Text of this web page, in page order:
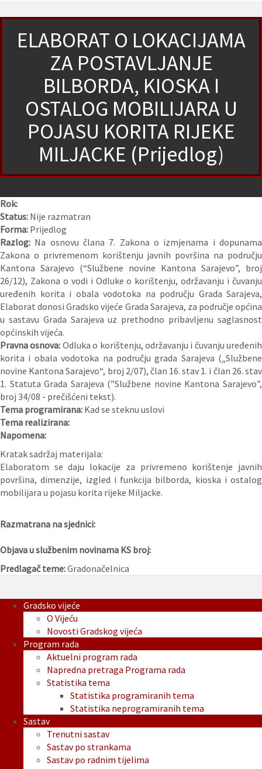
ELABORAT O LOKACIJAMA
ZA POSTAVLJANJE
BILBORDA, KIOSKA I
OSTALOG MOBILIJARA U
POJASU KORITA RIJEKE
MILJACKE (Prijedlog)
Rok:
Status: Nije razmatran
Forma: Prijedlog
Razlog: Na osnovu člana 7. Zakona o izmjenama i dopunama
Zakona o privremenom korištenju javnih površina na području
Kantona Sarajevo (“Službene novine Kantona Sarajevo”, broj
26/12), Zakona o vodi i Odluke o korištenju, održavanju i čuvanju
uređenih korita i obala vodotoka na području Grada Sarajeva,
Elaborat donosi Gradsko vijeće Grada Sarajeva, za područje općina
u sastavu Grada Sarajeva uz prethodno pribavljenu saglasnost
općinskih vijeća.
Pravna osnova: Odluka o korištenju, održavanju i čuvanju uređenih
korita i obala vodotoka na području grada Sarajeva („Službene
novine Kantona Sarajevo“, broj 2/07), član 16. stav 1. i član 26. stav
1. Statuta Grada Sarajeva (”Službene novine Kantona Sarajevo”,
broj 34/08 - prečišćeni tekst).
Tema programirana: Kad se steknu uslovi
Tema realizirana:
Napomena:
Kratak sadržaj materijala:
Elaboratom se daju lokacije za privremeno korištenje javnih
površina, dimenzije, izgled i funkcija bilborda, kioska i ostalog
mobilijara u pojasu korita rijeke Miljacke.
Razmatrana na sjednici:
Objava u službenim novinama KS broj:
Predlagač teme:Gradonačelnica
Gradsko vijeće
O Vijeću
Novosti Gradskog vijeća
Program rada
Aktuelni program rada
Napredna pretraga Programa rada
Statistika tema
Statistika programiranih tema
Statistika neprogramiranih tema
Sastav
Trenutni sastav
Sastav po strankama
Sastav po radnim tijelima